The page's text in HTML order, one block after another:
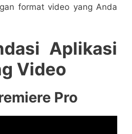
format video yang Anda
Aplikasi
Video
Pro